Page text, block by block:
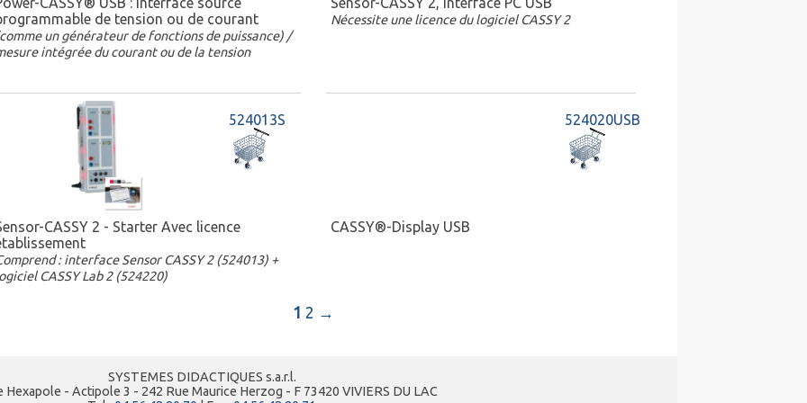
de tension ou de courant
un générateur de fonctions de puissance) /
intégrée du courant ou de la tension
Nécessite une licence du logiciel CASSY 2
524013S
CASSY 2 - Starter Avec licence
: interface Sensor CASSY 2 (524013) +
CASSY Lab 2 (524220)
524020USB
CASSY®-Display USB
1 2 →
SYSTEMES DIDACTIQUES s.a.r.l.
Hexapole - Actipole 3 - 242 Rue Maurice Herzog - F 73420 VIVIERS DU LAC